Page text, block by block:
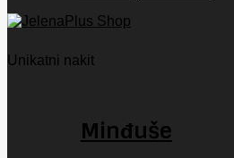
Unikatni nakit
Minđuše